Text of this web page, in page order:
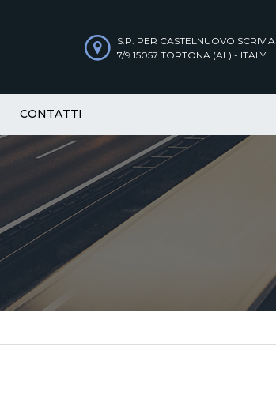
S.P. PER CASTELNUOVO SCRIVIA
7/9 15057 TORTONA (AL) - ITALY
CONTATTI